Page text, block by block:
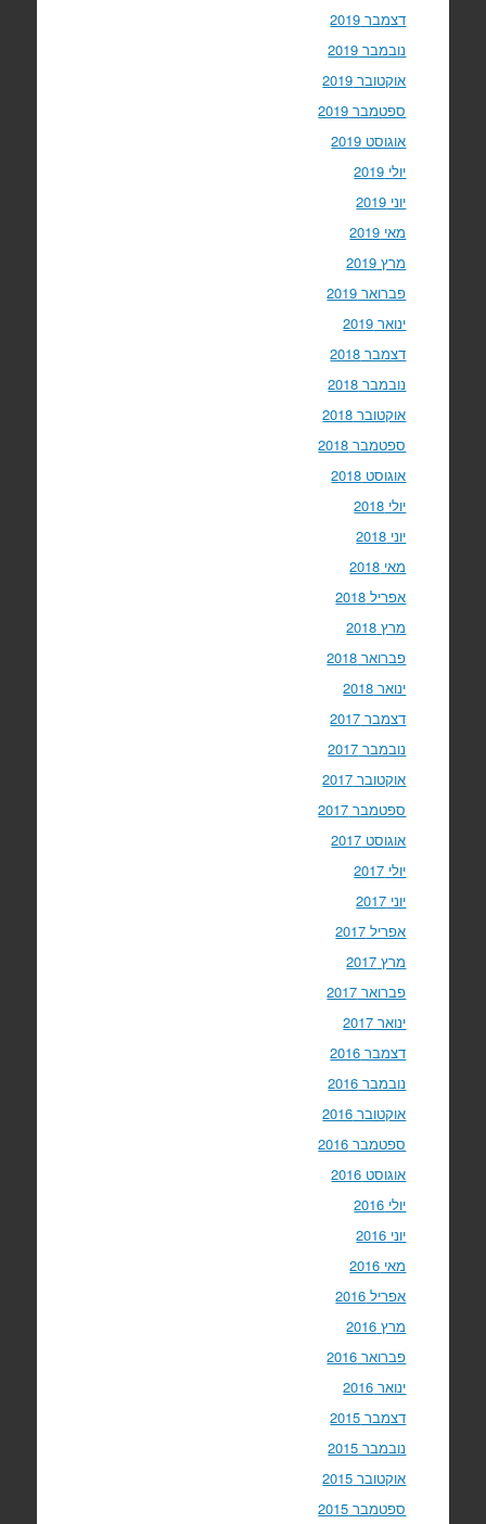
דצמבר 2019
נובמבר 2019
אוקטובר 2019
ספטמבר 2019
אוגוסט 2019
יולי 2019
יוני 2019
מאי 2019
מרץ 2019
פברואר 2019
ינואר 2019
דצמבר 2018
נובמבר 2018
אוקטובר 2018
ספטמבר 2018
אוגוסט 2018
יולי 2018
יוני 2018
מאי 2018
אפריל 2018
מרץ 2018
פברואר 2018
ינואר 2018
דצמבר 2017
נובמבר 2017
אוקטובר 2017
ספטמבר 2017
אוגוסט 2017
יולי 2017
יוני 2017
אפריל 2017
מרץ 2017
פברואר 2017
ינואר 2017
דצמבר 2016
נובמבר 2016
אוקטובר 2016
ספטמבר 2016
אוגוסט 2016
יולי 2016
יוני 2016
מאי 2016
אפריל 2016
מרץ 2016
פברואר 2016
ינואר 2016
דצמבר 2015
נובמבר 2015
אוקטובר 2015
ספטמבר 2015